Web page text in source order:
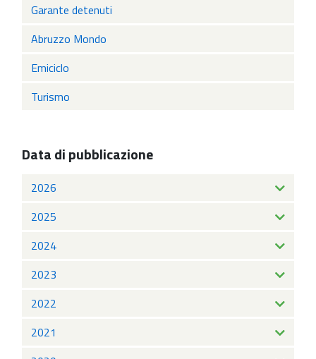
Garante detenuti
Abruzzo Mondo
Emiciclo
Turismo
Data di pubblicazione
2026
2025
2024
2023
2022
2021